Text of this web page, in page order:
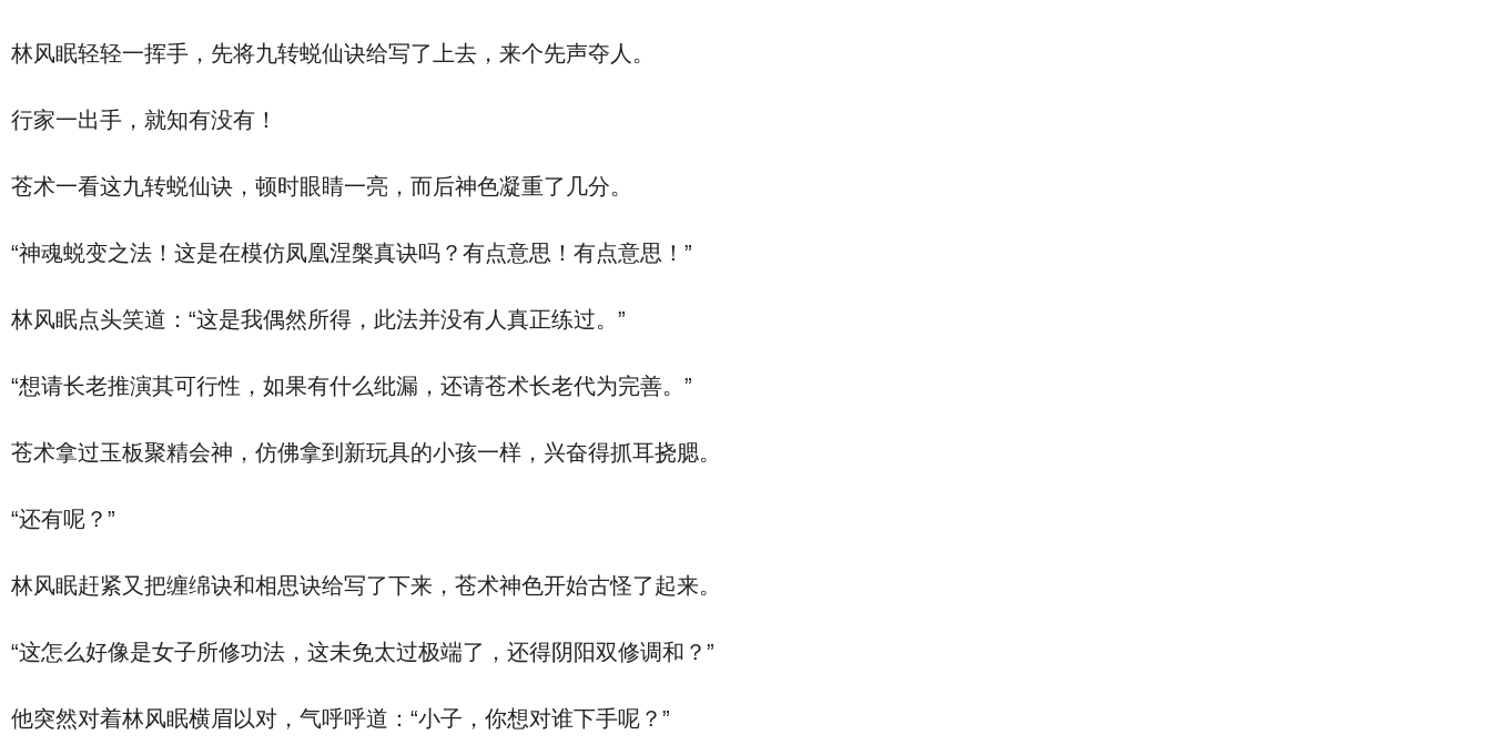
林风眠轻轻一挥手，先将九转蜕仙诀给写了上去，来个先声夺人。
行家一出手，就知有没有！
苍术一看这九转蜕仙诀，顿时眼睛一亮，而后神色凝重了几分。
“神魂蜕变之法！这是在模仿凤凰涅槃真诀吗？有点意思！有点意思！”
林风眠点头笑道：“这是我偶然所得，此法并没有人真正练过。”
“想请长老推演其可行性，如果有什么纰漏，还请苍术长老代为完善。”
苍术拿过玉板聚精会神，仿佛拿到新玩具的小孩一样，兴奋得抓耳挠腮。
“还有呢？”
林风眠赶紧又把缠绵诀和相思诀给写了下来，苍术神色开始古怪了起来。
“这怎么好像是女子所修功法，这未免太过极端了，还得阴阳双修调和？”
他突然对着林风眠横眉以对，气呼呼道：“小子，你想对谁下手呢？”